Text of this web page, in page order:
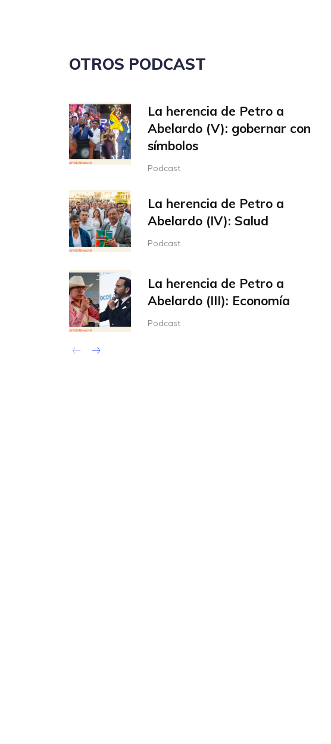
OTROS PODCAST
La herencia de Petro a
Abelardo (V): gobernar con
símbolos
Podcast
La herencia de Petro a
Abelardo (IV): Salud
Podcast
La herencia de Petro a
Abelardo (III): Economía
Podcast